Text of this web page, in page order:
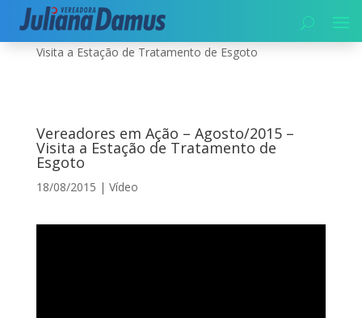
Início|Vídeo|Vereadores em Ação – Agosto/2015 –
Visita a Estação de Tratamento de Esgoto
Vereadores em Ação – Agosto/2015 –
Visita a Estação de Tratamento de
Esgoto
18/08/2015 | Vídeo